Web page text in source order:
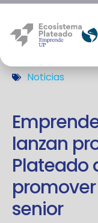
Noticias
lanzan
Plateado
senior